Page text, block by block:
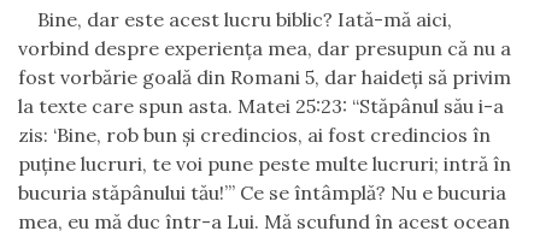
Bine, dar este acest lucru biblic? Iată-mă aici,
vorbind despre experienţa mea, dar presupun că nu a
fost vorbărie goală din Romani 5, dar haideţi să privim
la texte care spun asta. Matei 25:23: “Stăpânul său i-a
zis: ‘Bine, rob bun şi credincios, ai fost credincios în
puţine lucruri, te voi pune peste multe lucruri; intră în
bucuria stăpânului tău!’” Ce se întâmplă? Nu e bucuria
mea, eu mă duc într-a Lui. Mă scufund în acest ocean